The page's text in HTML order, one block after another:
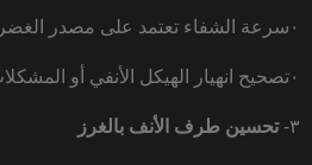
٠سرعة الشفاء تعتمد على مصدر الغضروف لكنها غالبًا مقبولة
٠تصحيح انهيار الهيكل الأنفي أو المشكلات الوظيفية
٣- تحسين طرف الأنف بالغرز